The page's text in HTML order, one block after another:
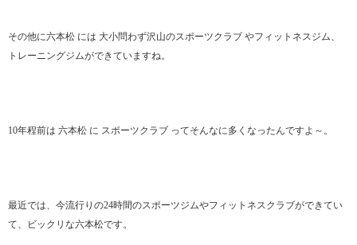
その他に六本松 には 大小問わず沢山のスポーツクラブ やフィットネスジム、
トレーニングジムができていますね。
10年程前は 六本松 に スポーツクラブ ってそんなに多くなったんですよ～。
最近では、今流行りの24時間のスポーツジムやフィットネスクラブができてい
て、ビックリな六本松です。